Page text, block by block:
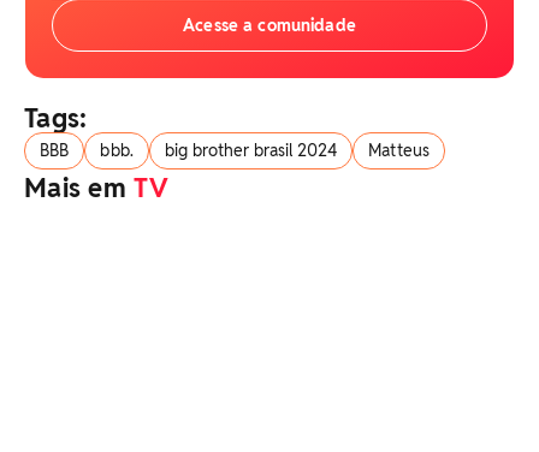
Acesse a comunidade
Tags:
BBB bbb. big brother brasil 2024 Matteus
Mais emTV